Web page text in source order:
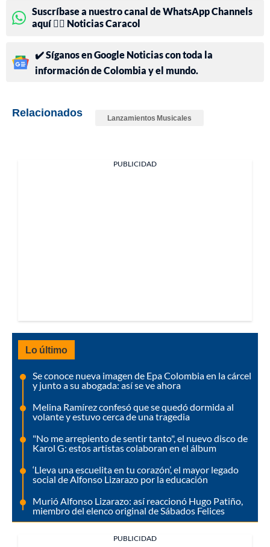
Suscríbase a nuestro canal de WhatsApp Channels
aquí 👉🏻 Noticias Caracol
✔️ Síganos en Google Noticias con toda la
información de Colombia y el mundo.
Relacionados Lanzamientos Musicales
PUBLICIDAD
Lo último
Se conoce nueva imagen de Epa Colombia en la cárcel
y junto a su abogada: así se ve ahora
Melina Ramírez confesó que se quedó dormida al
volante y estuvo cerca de una tragedia
"No me arrepiento de sentir tanto", el nuevo disco de
Karol G: estos artistas colaboran en el álbum
‘Lleva una escuelita en tu corazón’, el mayor legado
social de Alfonso Lizarazo por la educación
Murió Alfonso Lizarazo: así reaccionó Hugo Patiño,
miembro del elenco original de Sábados Felices
PUBLICIDAD